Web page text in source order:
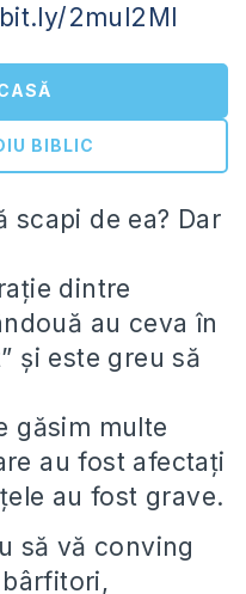
2mul2Ml
BIBLIC
scapi de ea? Dar
dintre
au ceva în
și este greu să
găsim multe
au fost afectați
au fost grave.
să vă conving